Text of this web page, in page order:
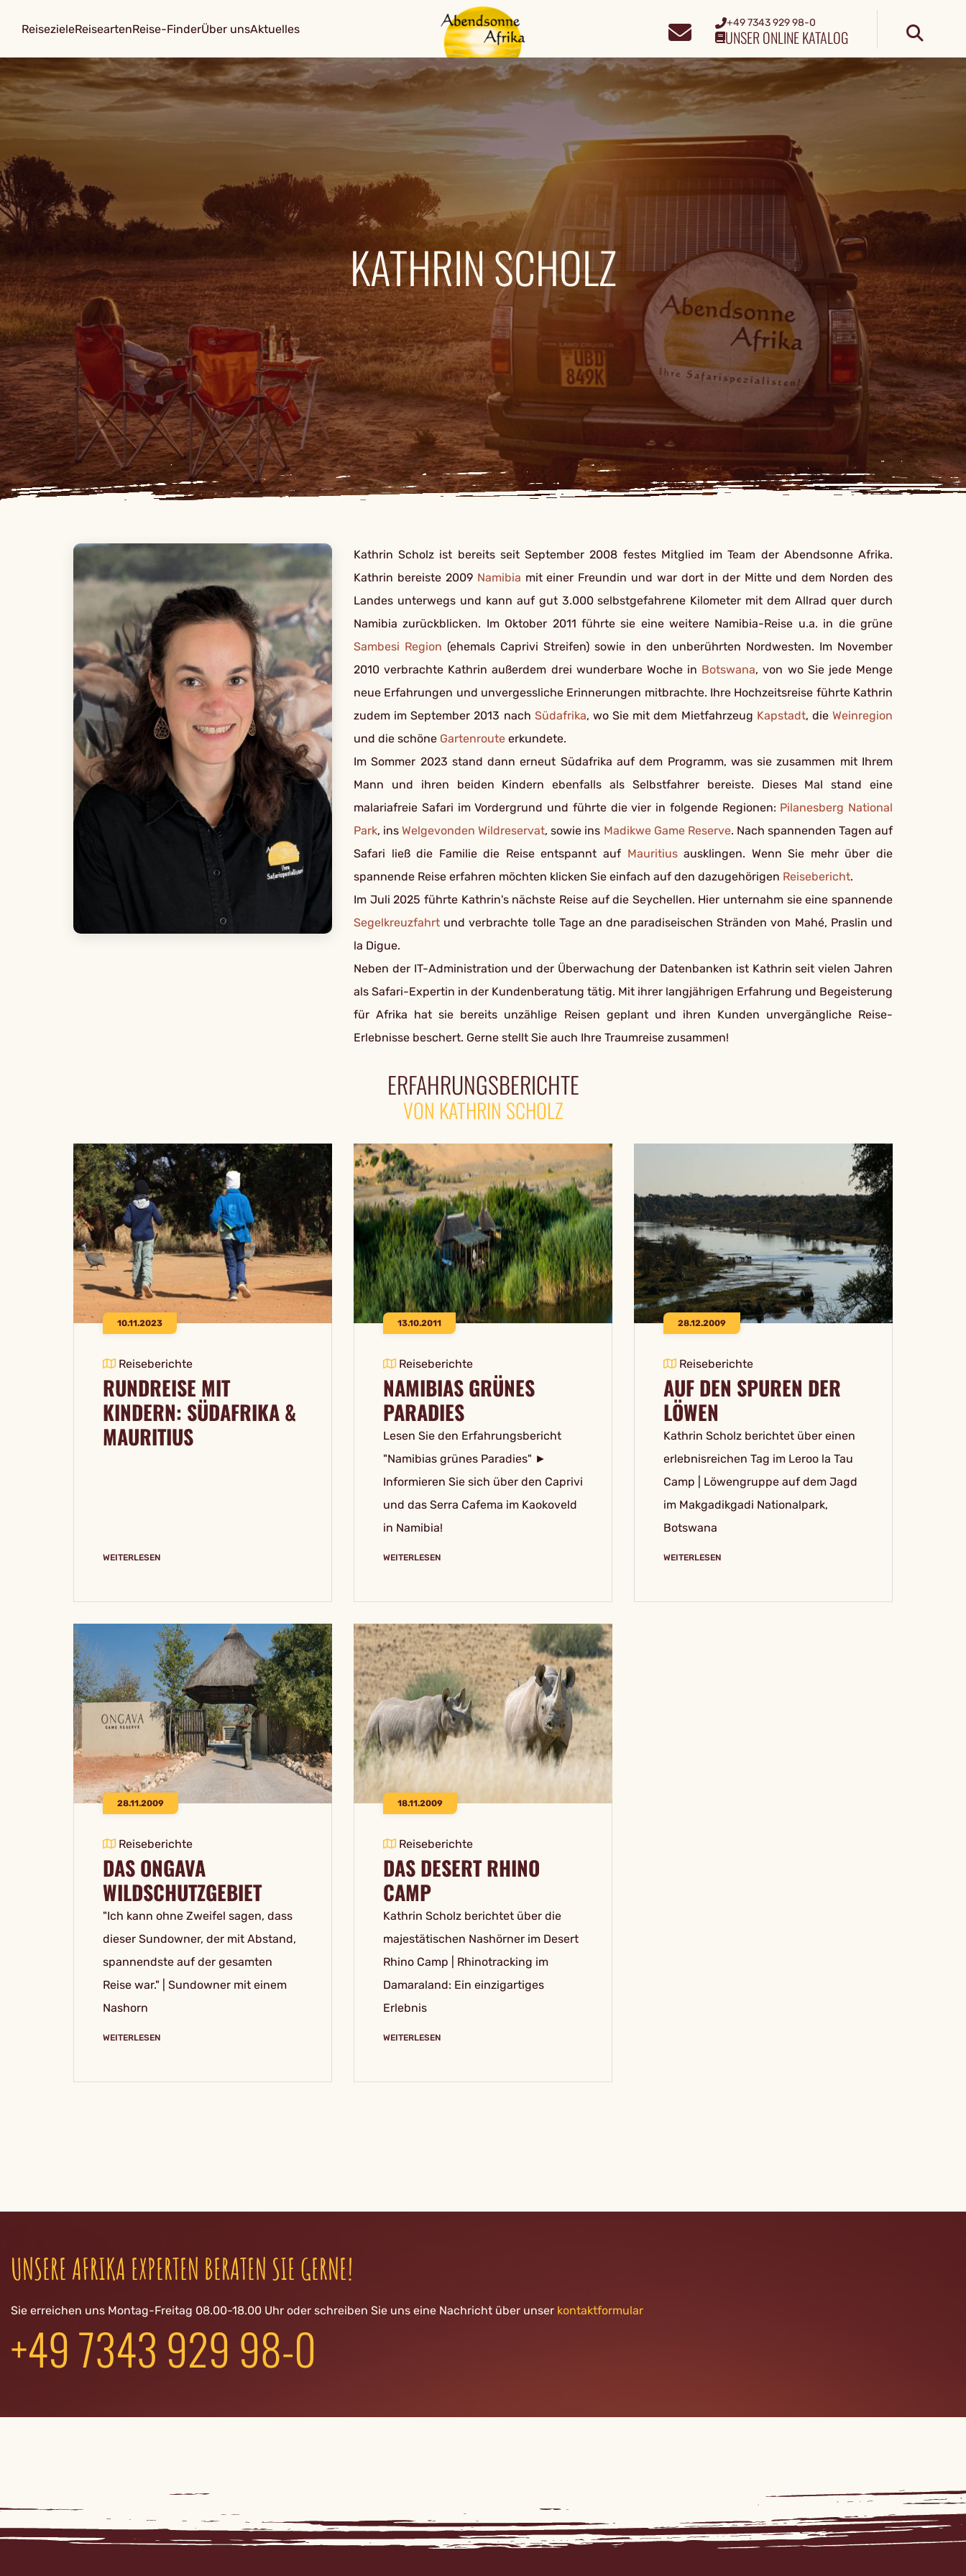
ReisezieleReiseartenReise-FinderÜber unsAktuelles +49 7343 929 98-0
UNSER ONLINE KATALOG
KATHRIN SCHOLZ
Kathrin Scholz ist bereits seit September 2008 festes Mitglied im Team der Abendsonne Afrika.
Kathrin bereiste 2009 Namibia mit einer Freundin und war dort in der Mitte und dem Norden des
Landes unterwegs und kann auf gut 3.000 selbstgefahrene Kilometer mit dem Allrad quer durch
Namibia zurückblicken. Im Oktober 2011 führte sie eine weitere Namibia-Reise u.a. in die grüne
Sambesi Region (ehemals Caprivi Streifen) sowie in den unberührten Nordwesten. Im November
2010 verbrachte Kathrin außerdem drei wunderbare Woche in Botswana, von wo Sie jede Menge
neue Erfahrungen und unvergessliche Erinnerungen mitbrachte. Ihre Hochzeitsreise führte Kathrin
zudem im September 2013 nach Südafrika, wo Sie mit dem Mietfahrzeug Kapstadt, dieWeinregion
und die schöne Gartenroute erkundete.
Im Sommer 2023 stand dann erneut Südafrika auf dem Programm, was sie zusammen mit Ihrem
Mann und ihren beiden Kindern ebenfalls als Selbstfahrer bereiste. Dieses Mal stand eine
malariafreie Safari im Vordergrund und führte die vier in folgende Regionen: Pilanesberg National
Park, insWelgevonden Wildreservat, sowie ins Madikwe Game Reserve. Nach spannenden Tagen auf
Safari ließ die Familie die Reise entspannt auf Mauritiusausklingen. Wenn Sie mehr über die
spannende Reise erfahren möchten klicken Sie einfach auf den dazugehörigen Reisebericht.
Im Juli 2025 führte Kathrin's nächste Reise auf die Seychellen. Hier unternahm sie eine spannende
Segelkreuzfahrt und verbrachte tolle Tage an dne paradiseischen Stränden von Mahé, Praslin und
la Digue.
Neben der IT-Administration und der Überwachung der Datenbanken ist Kathrin seit vielen Jahren
als Safari-Expertin in der Kundenberatung tätig. Mit ihrer langjährigen Erfahrung und Begeisterung
für Afrika hat sie bereits unzählige Reisen geplant und ihren Kunden unvergängliche Reise-
Erlebnisse beschert. Gerne stellt Sie auch Ihre Traumreise zusammen!
ERFAHRUNGSBERICHTE
VON KATHRIN SCHOLZ
10.11.2023
Reiseberichte
RUNDREISE MIT
KINDERN: SÜDAFRIKA &
MAURITIUS
WEITERLESEN
13.10.2011
Reiseberichte
NAMIBIAS GRÜNES
PARADIES
Lesen Sie den Erfahrungsbericht
"Namibias grünes Paradies" ►
Informieren Sie sich über den Caprivi
und das Serra Cafema im Kaokoveld
in Namibia!
WEITERLESEN
28.12.2009
Reiseberichte
AUF DEN SPUREN DER
LÖWEN
Kathrin Scholz berichtet über einen
erlebnisreichen Tag im Leroo la Tau
Camp | Löwengruppe auf dem Jagd
im Makgadikgadi Nationalpark,
Botswana
WEITERLESEN
28.11.2009
Reiseberichte
DAS ONGAVA
WILDSCHUTZGEBIET
"Ich kann ohne Zweifel sagen, dass
dieser Sundowner, der mit Abstand,
spannendste auf der gesamten
Reise war." | Sundowner mit einem
Nashorn
WEITERLESEN
18.11.2009
Reiseberichte
DAS DESERT RHINO
CAMP
Kathrin Scholz berichtet über die
majestätischen Nashörner im Desert
Rhino Camp | Rhinotracking im
Damaraland: Ein einzigartiges
Erlebnis
WEITERLESEN
UNSERE AFRIKA EXPERTEN BERATEN SIE GERNE!
Sie erreichen uns Montag-Freitag 08.00-18.00 Uhr oder schreiben Sie uns eine Nachricht über unser kontaktformular
+49 7343 929 98-0